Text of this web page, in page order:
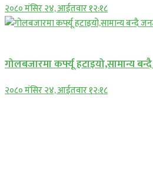
२०८० मंसिर २४, आईतवार १२:१८
गोलबजारमा कर्फ्यू हटाइयो,सामान्य
२०८० मंसिर २४, आईतवार १२:१८